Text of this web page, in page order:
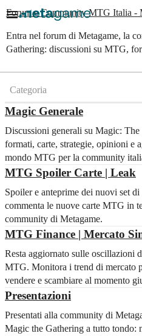
menu
Forum e Community MTG Italia -
Entra nel forum di Metagame, la
Gathering: discussioni su MTG,
Categoria
Magic Generale
Discussioni generali su Magic:
formati, carte, strategie, opinioni e
mondo MTG per la community
MTG Spoiler Carte | Leak
Spoiler e anteprime dei nuovi set
commenta le nuove carte MTG in
community di Metagame.
MTG Finance | Mercato
Resta aggiornato sulle oscillazioni
MTG. Monitora i trend di mercato
vendere e scambiare al momento
Presentazioni
Presentati alla community di
Magic the Gathering a tutto tondo: